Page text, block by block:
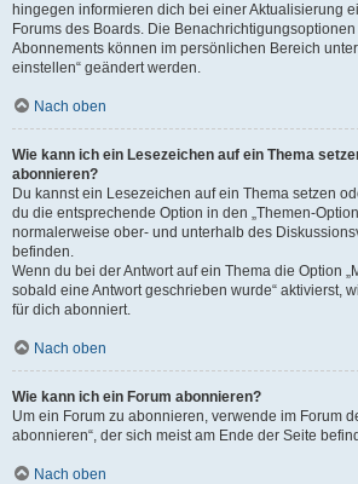
hingegen informieren dich bei einer Aktualisierung
Forums des Boards. Die
Abonnements können im persönlichen Bereich
einstellen“ geändert werden.
Nach oben
Wie kann ich ein Lesezeichen auf ein Thema
abonnieren?
Du kannst ein Lesezeichen auf ein Thema setzen
du die entsprechende Option in den „Themen-
normalerweise ober- und unterhalb des
befinden.
Wenn du bei der Antwort auf ein Thema die Option
sobald eine Antwort geschrieben wurde“ aktivierst,
für dich abonniert.
Nach oben
Wie kann ich ein Forum abonnieren?
Um ein Forum zu abonnieren, verwende im Forum
abonnieren“, der sich meist am Ende der Seite
Nach oben